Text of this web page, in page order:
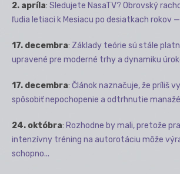
2. apríla: Sledujete NasaTV? Obrovský
ľudia letiaci k Mesiacu po desiatkach rokov
17. decembra: Základy teórie sú stále
upravené pre moderné trhy a dynamiku
17. decembra: Článok naznačuje, že príliš
spôsobiť nepochopenie a odtrhnutie
24. októbra: Rozhodne by mali, pretože
intenzívny tréning na autorotáciu môže
schopno...